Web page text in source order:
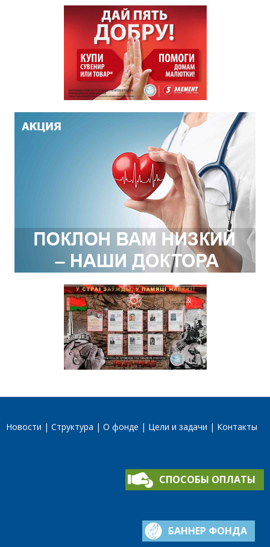
Новости Структура О фонде Цели и задачи Контакты
СПОСОБЫ ОПЛАТЫ
БАННЕР ФОНДА